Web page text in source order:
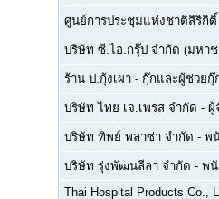
ศูนย์การประชุมแห่งชาติสิริกิติ์
บริษัท ซี.ไอ.กรุ๊ป จำกัด (มหา
ร้าน ป.กุ้งเผา - กุ๊กและผู้ช่วยกุ๊
บริษัท ไทย เจ.เพรส จำกัด - ผู้
บริษัท ทิพย์ พลาซ่า จำกัด - พ
บริษัท รุ่งพัฒนลีลา จำกัด - พนั
Thai Hospital Products Co.,